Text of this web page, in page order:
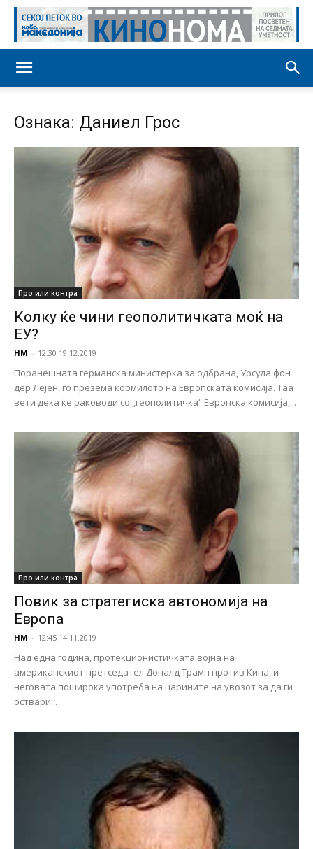
Ознака: Даниел Грос
Про или контра
Колку ќе чини геополитичката моќ на
ЕУ?
НМ - 12:30 19.12.2019
Поранешната германска министерка за одбрана, Урсула фон
дер Лејен, го презема кормилото на Европската комисија. Таа
вети дека ќе раководи со „геополитичка“ Европска комисија,...
Про или контра
Повик за стратегиска автономија на
Европа
НМ - 12:45 14.11.2019
Над една година, протекционистичката војна на
американскиот претседател Доналд Трамп против Кина, и
неговата поширока употреба на царините на увозот за да ги
оствари...